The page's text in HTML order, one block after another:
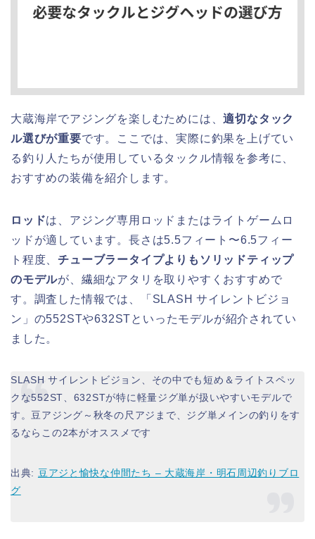
大蔵海岸でアジングを楽しむためには、適切なタック
ル選びが重要です。ここでは、実際に釣果を上げてい
る釣り人たちが使用しているタックル情報を参考に、
おすすめの装備を紹介します。
ロッドは、アジング専用ロッドまたはライトゲームロ
ッドが適しています。長さは5.5フィート〜6.5フィー
ト程度、チューブラータイプよりもソリッドティップ
のモデルが、繊細なアタリを取りやすくおすすめで
す。調査した情報では、「SLASH サイレントビジョ
ン」の552STや632STといったモデルが紹介されてい
ました。
SLASH サイレントビジョン、その中でも短め＆ライトスペッ
クな552ST、632STが特に軽量ジグ単が扱いやすいモデルで
す。豆アジング～秋冬の尺アジまで、ジグ単メインの釣りをす
るならこの2本がオススメです
出典: 豆アジと愉快な仲間たち – 大蔵海岸・明石周辺釣りブロ
グ